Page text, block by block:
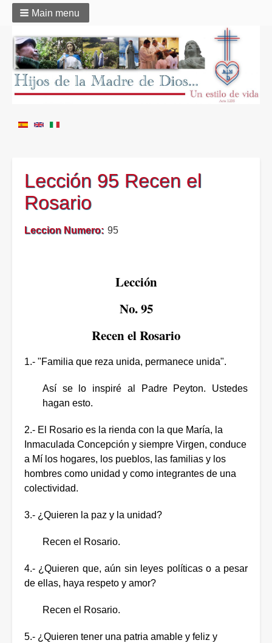
Main menu
Lección 95 Recen el
Rosario
Leccion Numero 95
Lección
No. 95
Recen el Rosario
1.- "Familia que reza unida, permanece unida".
Así se lo inspiré al Padre Peyton. Ustedes
hagan esto.
2.- El Rosario es la rienda con la que María, la
Inmaculada Concepción y siempre Virgen, conduce
a Mí los hogares, los pueblos, las familias y los
hombres como unidad y como integrantes de una
colectividad.
3.- ¿Quieren la paz y la unidad?
Recen el Rosario.
4.- ¿Quieren que, aún sin leyes políticas o a pesar
de ellas, haya respeto y amor?
Recen el Rosario.
5.- ¿Quieren tener una patria amable y feliz y